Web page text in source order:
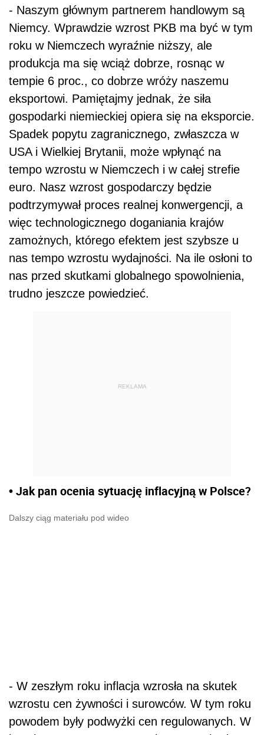
- Naszym głównym partnerem handlowym są
Niemcy. Wprawdzie wzrost PKB ma być w tym
roku w Niemczech wyraźnie niższy, ale
produkcja ma się wciąż dobrze, rosnąc w
tempie 6 proc., co dobrze wróży naszemu
eksportowi. Pamiętajmy jednak, że siła
gospodarki niemieckiej opiera się na eksporcie.
Spadek popytu zagranicznego, zwłaszcza w
USA i Wielkiej Brytanii, może wpłynąć na
tempo wzrostu w Niemczech i w całej strefie
euro. Nasz wzrost gospodarczy będzie
podtrzymywał proces realnej konwergencji, a
więc technologicznego doganiania krajów
zamożnych, którego efektem jest szybsze u
nas tempo wzrostu wydajności. Na ile osłoni to
nas przed skutkami globalnego spowolnienia,
trudno jeszcze powiedzieć.
REKLAMA
• Jak pan ocenia sytuację inflacyjną w Polsce?
Dalszy ciąg materiału pod wideo
- W zeszłym roku inflacja wzrosła na skutek
wzrostu cen żywności i surowców. W tym roku
powodem były podwyżki cen regulowanych. W